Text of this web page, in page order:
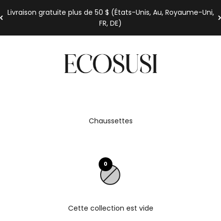
Livraison gratuite plus de 50 $ (États-Unis, Au, Royaume-Uni,
FR, DE)
Ecosusi
Chaussettes
0
Cette collection est vide